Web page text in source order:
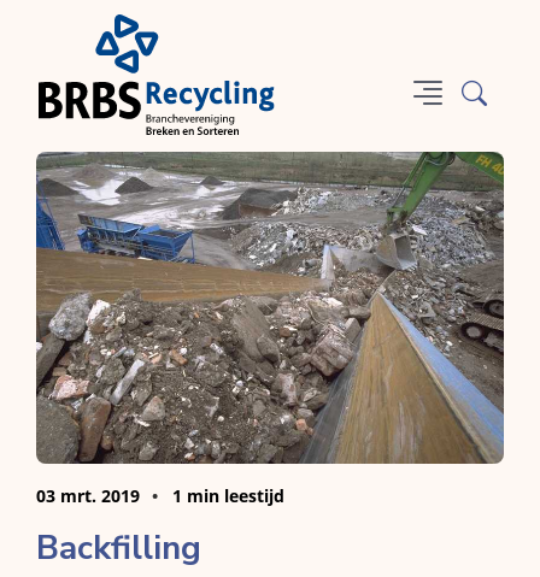
03 mrt. 2019 1 min leestijd
Backfilling